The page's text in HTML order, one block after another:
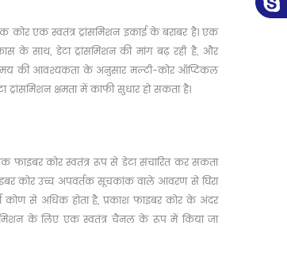
एक स्वतंत्र ट्रांसमिशन इकाई के बराबर है। एक
के साथ, डेटा ट्रांसमिशन की मांग बढ़ रही है, और
समय की आवश्यकता के अनुसार मल्टी-कोर ऑप्टिकल
क्षमता में काफी सुधार हो सकता है।
फाइबर कोर स्वतंत्र रूप से डेटा संचारित कर सकता
कोर उच्च अपवर्तक सूचकांक वाले आवरण से घिरा
कोण से अधिक होता है, प्रकाश फाइबर कोर के अंदर
ट्रांसमिशन के लिए एक स्वतंत्र चैनल के रूप में किया जा